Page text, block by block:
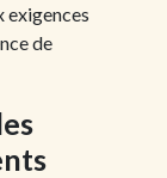
exigences
de